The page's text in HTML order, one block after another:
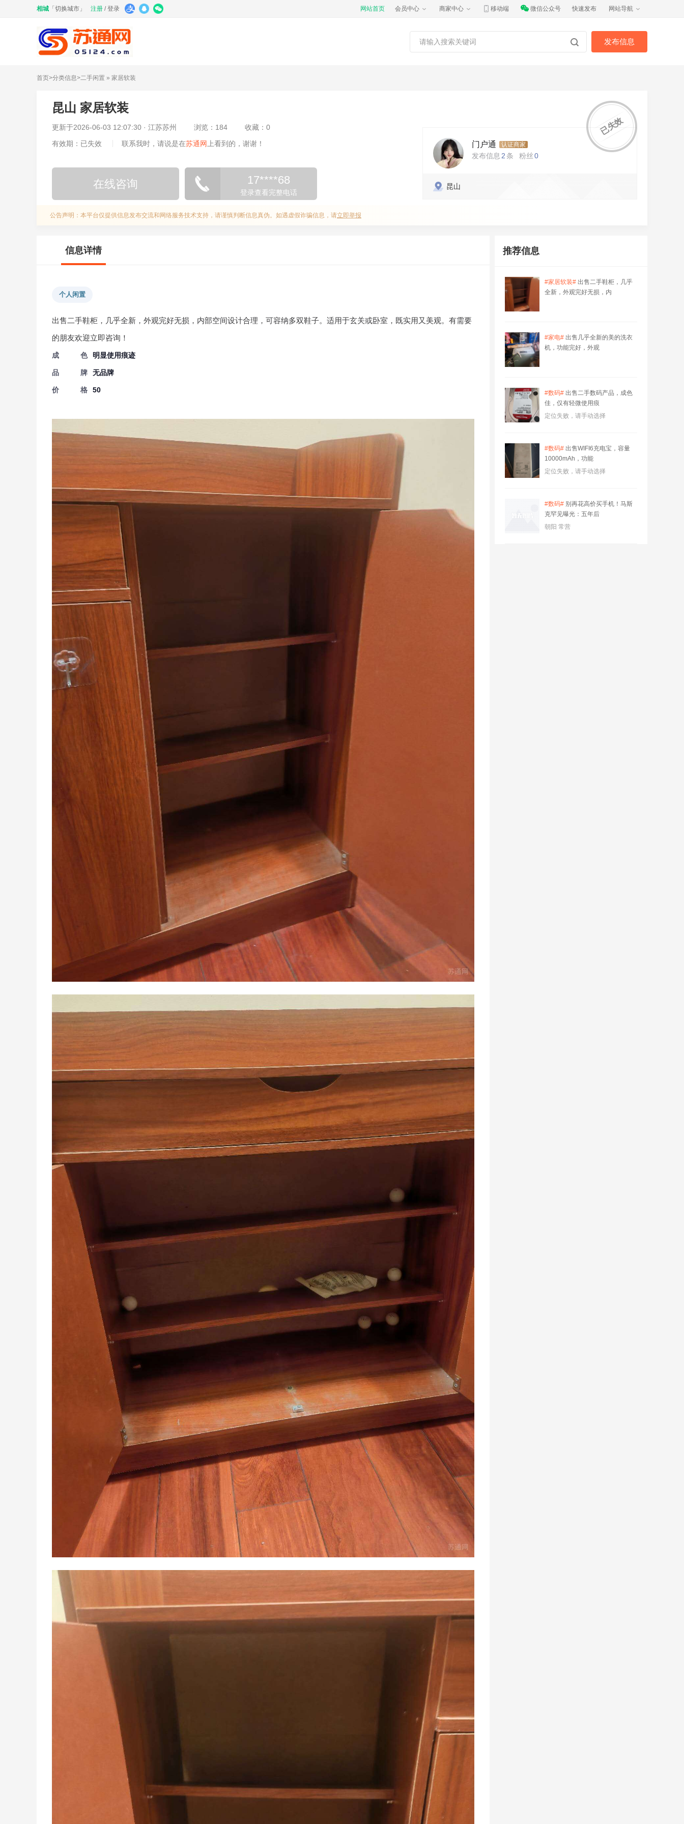
相城 「 切换城市 」 注册 /登录 网站首页 会员中心 商家中心 移动端 微信公众号 快速发布 网站导航
发布信息
首页>分类信息>二手闲置 » 家居软装
已失效
昆山 家居软装
更新于2026-06-03 12:07:30 · 江苏苏州 浏览：184
收藏：0
有效期：已失效
联系我时，请说是在苏通网 上看到的，谢谢！
在线咨询 17****68
登录查看完整电话
门户通 认证商家
发布信息 2 条 粉丝0
昆山
公告声明：本平台仅提供信息发布交流和网络服务技术支持，请谨慎判断信息真伪。如遇虚假诈骗信息，请立即举报
信息详情
个人闲置
出售二手鞋柜，几乎全新，外观完好无损，内部空间设计合理，可容纳多双鞋子。适用于玄关或卧室，既实用又美观。有需要
的朋友欢迎立即咨询！
成色 明显使用痕迹
品牌 无品牌
价格 50
推荐信息
#家居软装# 出售二手鞋柜，几乎
全新，外观完好无损，内
#家电# 出售几乎全新的美的洗衣
机，功能完好，外观
#数码# 出售二手数码产品，成色
佳，仅有轻微使用痕
定位失败，请手动选择
#数码# 出售WIFI6充电宝，容量
10000mAh，功能
定位失败，请手动选择
#数码# 别再花高价买手机！马斯
克罕见曝光：五年后
朝阳 常营